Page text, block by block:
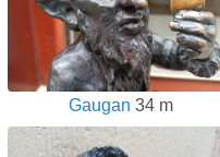
Gaugan 34 m